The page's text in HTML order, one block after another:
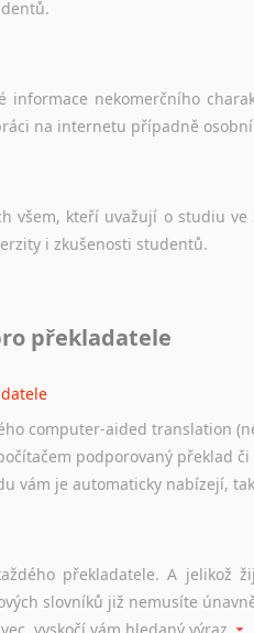
informace nekomerčního
na internetu případně osobní
všem, kteří uvažují o studiu ve
i zkušenosti studentů.
informace nekomerčního
všem, kteří uvažují o studiu v
a samozřejmě i osobní
informace nekomerčního
případně osobní zkušenosti
překladatele
computer-aided translation
podporovaný překlad
vám je automaticky nabízejí,
překladatele. A jelikož
slovníků již nemusíte